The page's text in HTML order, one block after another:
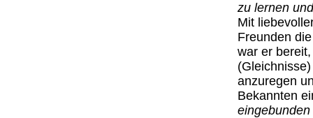
zu lernen
Mit
Freunden
war er
anzuregen
Bekannten